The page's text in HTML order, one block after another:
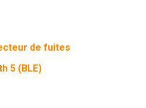
de fuites
5 (BLE)